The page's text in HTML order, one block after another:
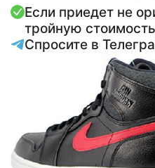
Если приедет не
тройную
Спросите в